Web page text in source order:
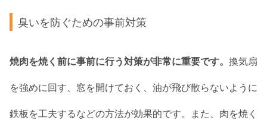
臭いを防ぐための事前対策
焼肉を焼く前に事前に行う対策が非常に重要です。 換気扇
を強めに回す、窓を開けておく、油が飛び散らないように
鉄板を工夫するなどの方法が効果的です。また、肉を焼く